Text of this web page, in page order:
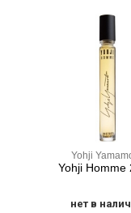
Yohji
Yohji Homme
нет в